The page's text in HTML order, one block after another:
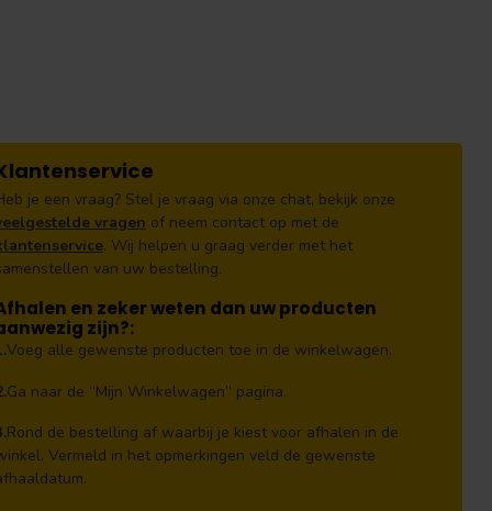
je een vraag? Stel je vraag via onze chat, bekijk onze
vragen of neem contact op met de
. Wij helpen u graag verder met het
van uw bestelling.
en zeker weten dan uw producten
zijn?:
Voeg alle gewenste producten toe in de winkelwagen.
Ga naar de “Mijn Winkelwagen” pagina.
Rond de bestelling af waarbij je kiest voor afhalen in de
Vermeld in het opmerkingen veld de gewenste